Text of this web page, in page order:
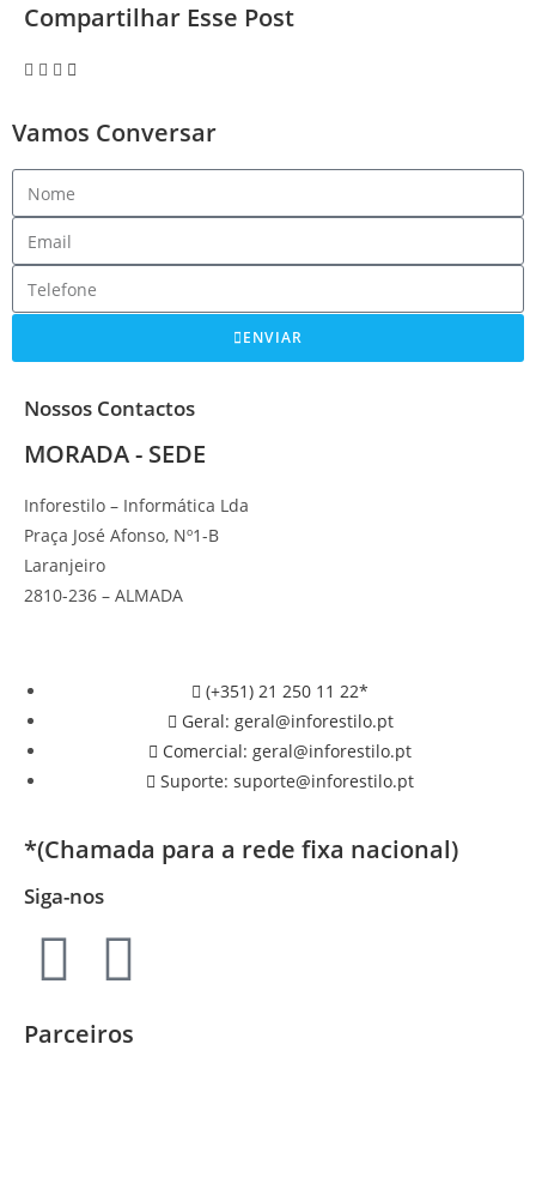
Compartilhar Esse Post
Vamos Conversar
ENVIAR
Nossos Contactos
MORADA - SEDE
Inforestilo – Informática Lda
Praça José Afonso, Nº1-B
Laranjeiro
2810-236 – ALMADA
(+351) 21 250 11 22*
Geral: geral@inforestilo.pt
Comercial: geral@inforestilo.pt
Suporte: suporte@inforestilo.pt
*(Chamada para a rede fixa nacional)
Siga-nos
Parceiros